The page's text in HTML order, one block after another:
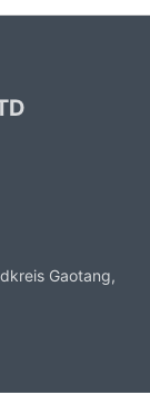
Gaotang,